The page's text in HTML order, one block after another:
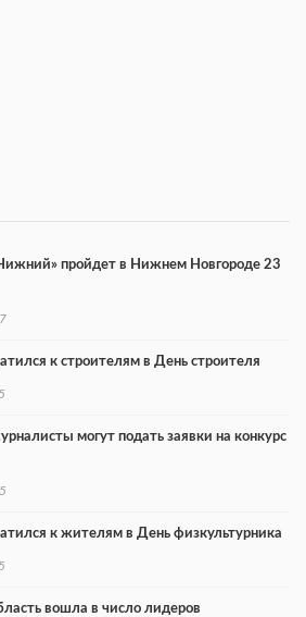
пройдет в Нижнем Новгороде 23
к строителям в День строителя
могут подать заявки на конкурс
к жителям в День физкультурника
вошла в число лидеров